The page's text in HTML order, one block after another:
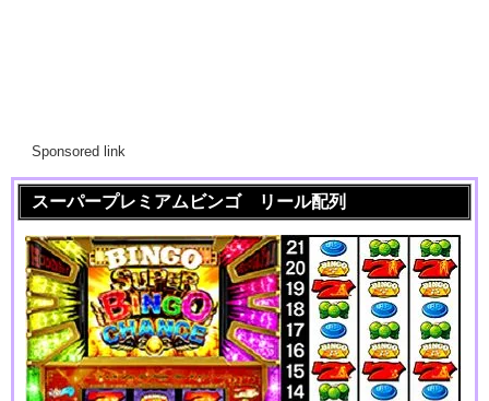
Sponsored link
スーパープレミアムビンゴ リール配列